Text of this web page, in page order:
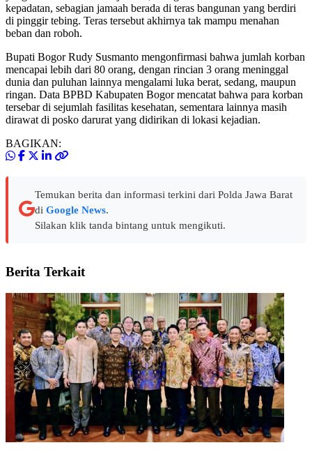
kepadatan, sebagian jamaah berada di teras bangunan yang berdiri
di pinggir tebing. Teras tersebut akhirnya tak mampu menahan
beban dan roboh.
Bupati Bogor Rudy Susmanto mengonfirmasi bahwa jumlah korban
mencapai lebih dari 80 orang, dengan rincian 3 orang meninggal
dunia dan puluhan lainnya mengalami luka berat, sedang, maupun
ringan. Data BPBD Kabupaten Bogor mencatat bahwa para korban
tersebar di sejumlah fasilitas kesehatan, sementara lainnya masih
dirawat di posko darurat yang didirikan di lokasi kejadian.
BAGIKAN:
Temukan berita dan informasi terkini dari Polda Jawa Barat
di Google News.
Silakan klik tanda bintang untuk mengikuti.
Berita Terkait